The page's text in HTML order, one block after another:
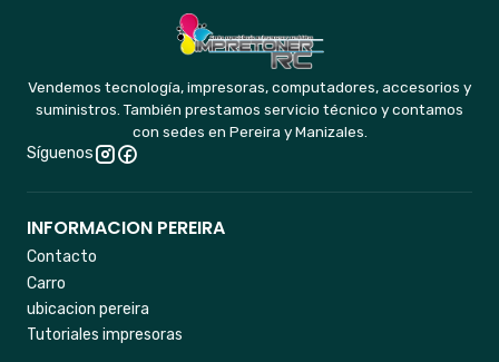
Vendemos tecnología, impresoras, computadores, accesorios y
suministros. También prestamos servicio técnico y contamos
con sedes en Pereira y Manizales.
Síguenos
INFORMACION PEREIRA
Contacto
Carro
ubicacion pereira
Tutoriales impresoras